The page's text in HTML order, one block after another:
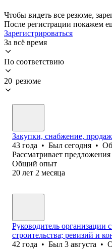
Чтобы видеть все резюме,
После регистрации покажем
Зарегистрироваться
За всё время
По соответствию
20 резюме
Закупки, снабжение,
43 года • Был сегодня •
Рассматривает предложения
Общий опыт
20 лет 2 месяца
Руководитель организации
строительства; ревизий и
42 года • Был 3 августа •